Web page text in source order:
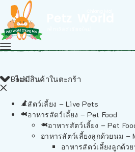
ไม่มีสินค้าในตะกร้า
Back
สัตว์เลี้ยง – Live Pets
อาหารสัตว์เลี้ยง – Pet Food
อาหารสัตว์เลี้ยง – Pet
อาหารสัตว์เลี้ยงลูกด้วยนม –
อาหารสัตว์เลี้ยงลูกด้ว